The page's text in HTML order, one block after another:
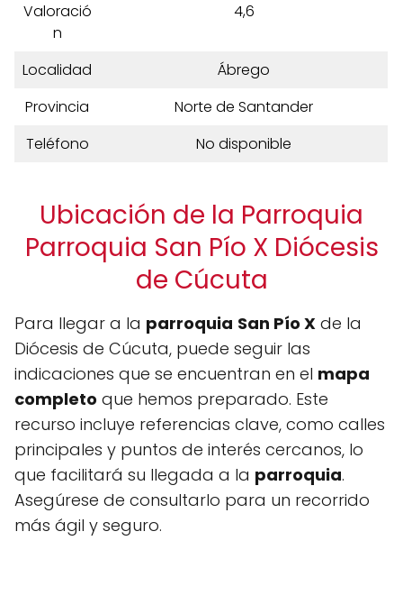
Valoració
n
4,6
Localidad
Ábrego
Provincia
Norte de Santander
Teléfono
No disponible
Ubicación de la Parroquia
Parroquia San Pío X Diócesis
de Cúcuta
Para llegar a la parroquia San Pío X de la
Diócesis de Cúcuta, puede seguir las
indicaciones que se encuentran en el mapa
completo que hemos preparado. Este
recurso incluye referencias clave, como calles
principales y puntos de interés cercanos, lo
que facilitará su llegada a la parroquia.
Asegúrese de consultarlo para un recorrido
más ágil y seguro.